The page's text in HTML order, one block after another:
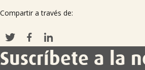
Compartir a través de:
Suscríbete a la